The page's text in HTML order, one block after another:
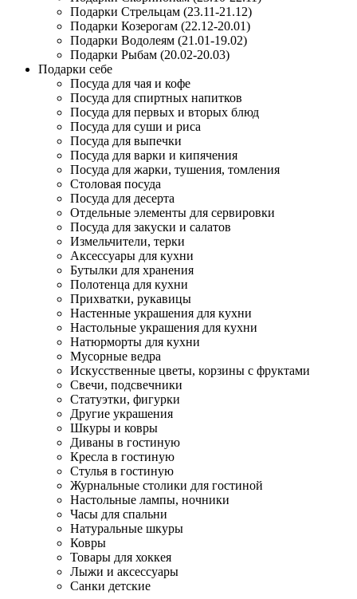
Подарки Стрельцам (23.11-21.12)
Подарки Козерогам (22.12-20.01)
Подарки Водолеям (21.01-19.02)
Подарки Рыбам (20.02-20.03)
Подарки себе
Посуда для чая и кофе
Посуда для спиртных напитков
Посуда для первых и вторых блюд
Посуда для суши и риса
Посуда для выпечки
Посуда для варки и кипячения
Посуда для жарки, тушения, томления
Столовая посуда
Посуда для десерта
Отдельные элементы для сервировки
Посуда для закуски и салатов
Измельчители, терки
Аксессуары для кухни
Бутылки для хранения
Полотенца для кухни
Прихватки, рукавицы
Настенные украшения для кухни
Настольные украшения для кухни
Натюрморты для кухни
Мусорные ведра
Искусственные цветы, корзины с фруктами
Свечи, подсвечники
Статуэтки, фигурки
Другие украшения
Шкуры и ковры
Диваны в гостиную
Кресла в гостиную
Стулья в гостиную
Журнальные столики для гостиной
Настольные лампы, ночники
Часы для спальни
Натуральные шкуры
Ковры
Товары для хоккея
Лыжи и аксессуары
Санки детские